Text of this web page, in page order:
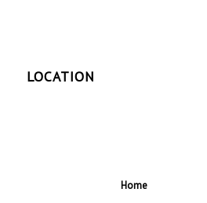
LOCATION
Home